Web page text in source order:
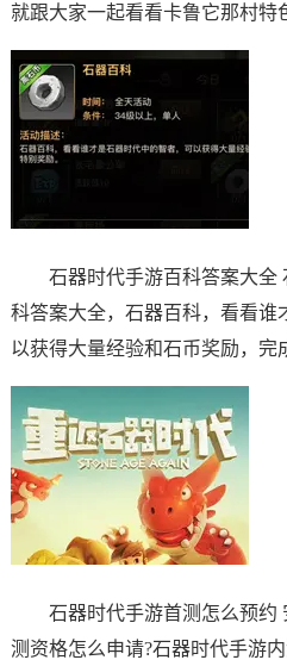
就跟大家一起看看卡鲁它那村特
石器时代手游百科答案大全
科答案大全，石器百科，看看谁
以获得大量经验和石币奖励，完
石器时代手游首测怎么预约
测资格怎么申请?石器时代手游